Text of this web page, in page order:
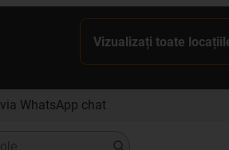
Vizualizați toate
WhatsApp chat